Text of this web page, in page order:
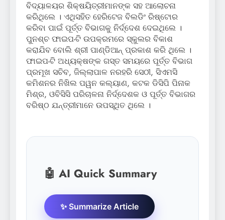
ବିଦ୍ୟାଳୟର ଶିକ୍ଷୟିତ୍ରୀମାନଙ୍କ ସହ ଆଲୋଚନା
କରିଥିଲେ । ଏଥିସହିତ ହେରିଟେଜ ବିଲଡିଂ ରିଷ୍ଟୋର
କରିବା ପାଇଁ ପୂର୍ତ୍ତ ବିଭାଗକୁ ନିର୍ଦ୍ଦେଶ ଦେଇଥିଲେ ।
ପୁନଶ୍ଚ ଫାଇପ-ଟି ଉପକ୍ରମରେ ସ୍କୁଲର ବିକାଶ
କରାଯିବ ବୋଲି ଶ୍ରୀ ପାଣ୍ଡିଆନ୍ ପ୍ରକାଶ କରି ଥିଲେ ।
ଫାଇପ-ଟି ଅଧ୍ୟକ୍ଷଙ୍କ ଗସ୍ତ ସମୟରେ ପୂର୍ତ୍ତ ବିଭାଗ
ପ୍ରମୂଖ ସଚିବ, ଜିଲ୍ଲାପାଳ ନରହରି ସେଠୀ, ସିଏମସି
କମିଶନର ନିଖିଲ ପୱନ କଲ୍ୟାଣ, କଟକ ଡିସିପି ପିନାକ
ମିଶ୍ର, ଓବିସିସି ପରିଚାଳନା ନିର୍ଦ୍ଦେଶକ ଓ ପୂର୍ତ୍ତ ବିଭାଗର
ବରିଷ୍ଠ ଯନ୍ତ୍ରୀମାନେ ଉପସ୍ଥିତ ଥିଲେ ।
🤖 AI Quick Summary
✨ Summarize Article